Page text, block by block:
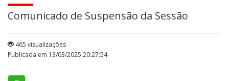
Comunicado de Suspensão da Sessão
465 visualizações
Publicada em 13/03/2025 20:27:54